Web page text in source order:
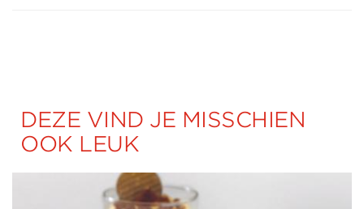
DEZE VIND JE MISSCHIEN
OOK LEUK